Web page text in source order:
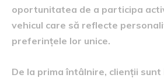
oportunitatea de a participa
vehicul care să reflecte
preferințele lor unice.
De la prima întâlnire, clienții